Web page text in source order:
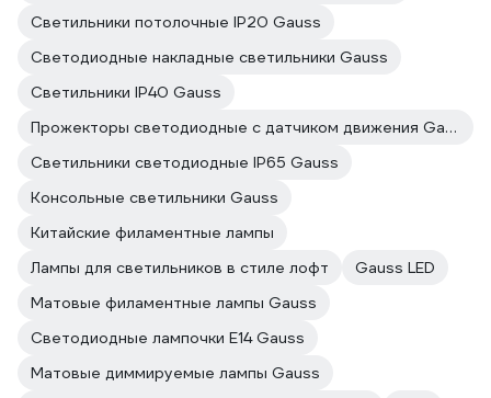
Светильники потолочные IP20 Gauss
Светодиодные накладные светильники Gauss
Светильники IP40 Gauss
Прожекторы светодиодные с датчиком движения Gauss
Светильники светодиодные IP65 Gauss
Консольные светильники Gauss
Китайские филаментные лампы
Лампы для светильников в стиле лофт
Gauss LED
Матовые филаментные лампы Gauss
Светодиодные лампочки E14 Gauss
Матовые диммируемые лампы Gauss